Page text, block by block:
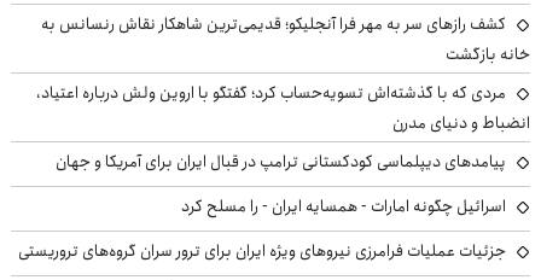
کشف رازهای سر به مهر فرا آنجلیکو؛ قدیمی‌ترین شاهکار نقاش رنسانس به
خانه بازگشت
مردی که با گذشته‌اش تسویه‌حساب کرد؛ گفتگو با اروین ولش درباره اعتیاد،
انضباط و دنیای مدرن
پیامدهای دیپلماسی کودکستانی ترامپ در قبال ایران برای آمریکا و جهان
اسرائیل چگونه امارات - همسایه ایران - را مسلح کرد
جزئیات عملیات فرامرزی نیروهای ویژه ایران برای ترور سران گروه‌های تروریستی